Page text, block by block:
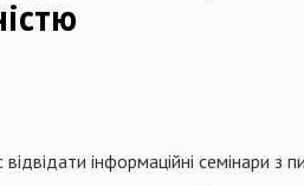
інформаційні семінари з